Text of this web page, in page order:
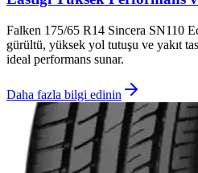
Falken 175/65 R14 Sincera SN110
gürültü, yüksek yol tutuşu ve yakıt
ideal performans sunar.
Daha fazla bilgi edinin